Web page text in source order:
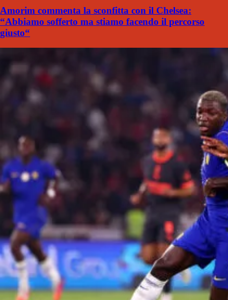
Amorim commenta la sconfitta con il Chelsea:
“Abbiamo sofferto ma stiamo facendo il percorso
giusto“